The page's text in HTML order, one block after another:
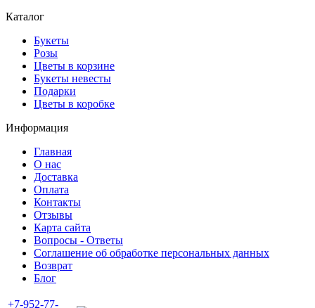
Каталог
Букеты
Розы
Цветы в корзине
Букеты невесты
Подарки
Цветы в коробке
Информация
Главная
О нас
Доставка
Оплата
Контакты
Отзывы
Карта сайта
Вопросы - Ответы
Соглашение об обработке персональных данных
Возврат
Блог
+7-952-77-